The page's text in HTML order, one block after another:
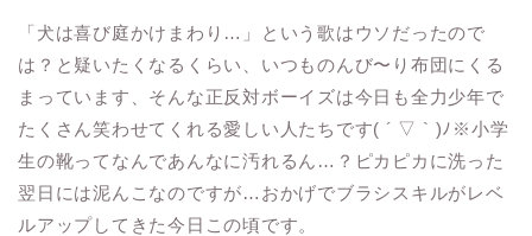
「犬は喜び庭かけまわり…」という歌はウソだったので
は？と疑いたくなるくらい、いつものんび〜り布団にくる
まっています、そんな正反対ボーイズは今日も全力少年で
たくさん笑わせてくれる愛しい人たちです( ´ ▽ ` )ﾉ※小学
生の靴ってなんであんなに汚れるん…？ピカピカに洗った
翌日には泥んこなのですが…おかげでブラシスキルがレベ
ルアップしてきた今日この頃です。